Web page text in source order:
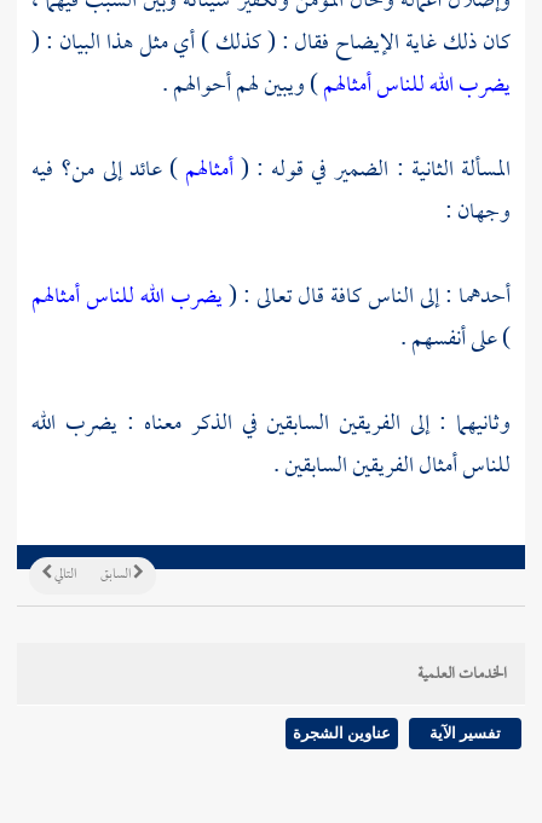
كان ذلك غاية الإيضاح فقال : ( كذلك ) أي مثل هذا البيان : (
يضرب الله للناس أمثالهم) ويبين لهم أحوالهم .
المسألة الثانية : الضمير في قوله : (أمثالهم) عائد إلى من؟ فيه
وجهان :
أحدهما : إلى الناس كافة قال تعالى : (يضرب الله للناس أمثالهم
) على أنفسهم .
وثانيهما : إلى الفريقين السابقين في الذكر معناه : يضرب الله
للناس أمثال الفريقين السابقين .
التالي السابق
الخدمات العلمية
تفسير الآية عناوين الشجرة